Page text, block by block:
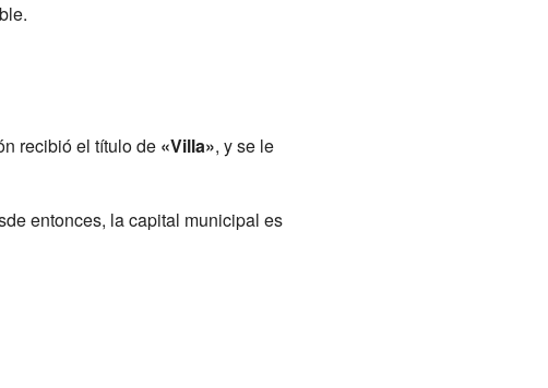
recibió el título de «Villa», y se le
entonces, la capital municipal es